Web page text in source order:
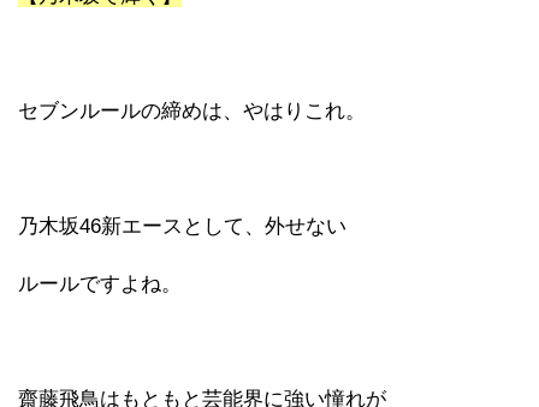
セブンルールの締めは、やはりこれ。
乃木坂46新エースとして、外せない
ルールですよね。
齋藤飛鳥はもともと芸能界に強い憧れが